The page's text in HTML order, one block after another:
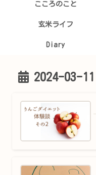
こころのこと
玄米ライフ
Diary
2024-03-11